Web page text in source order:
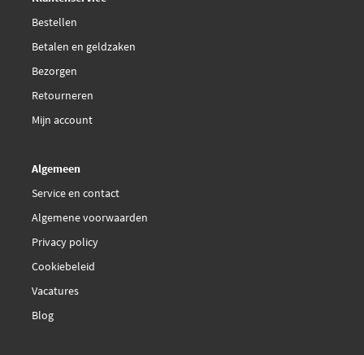
Topran 208 750
Triscan 8640 501148
Triscan 8640 501148E
Bestellen
Betalen en geldzaken
Bezorgen
Retourneren
Mijn account
Algemeen
Service en contact
Algemene voorwaarden
Privacy policy
Cookiebeleid
Vacatures
Blog